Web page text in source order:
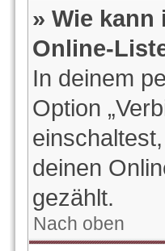
» Wie
Online-
In deinem
Option
deinen
gezählt.
Nach oben